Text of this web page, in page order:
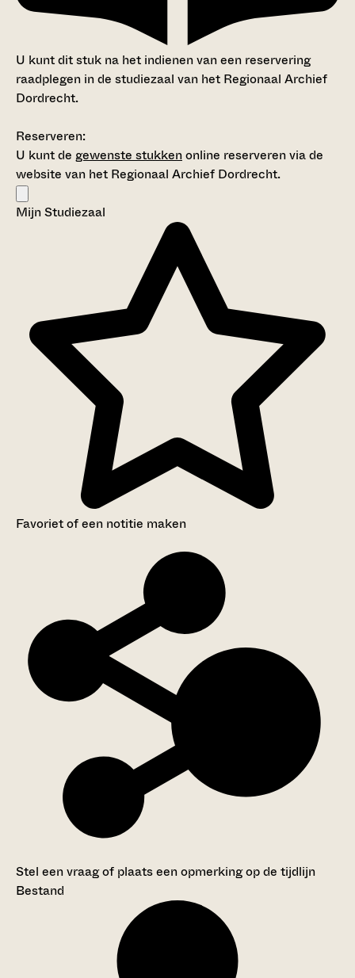
U kunt dit stuk na het indienen van een reservering
raadplegen in de studiezaal van het Regionaal Archief
Dordrecht.
Reserveren:
U kunt de gewenste stukkenonline reserveren via de
website van het Regionaal Archief Dordrecht.
Mijn Studiezaal
Favoriet of een notitie maken
Stel een vraag of plaats een opmerking op de tijdlijn
Bestand